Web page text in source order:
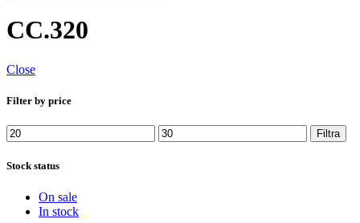
CC.320
Close
Filter by price
Prezzo
Min
Prezzo
Max
Filtra
Stock status
On sale
In stock